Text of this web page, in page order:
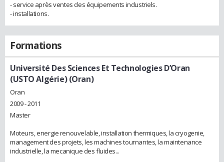
- service après ventes des équipements industriels.
- installations.
Formations
Université Des Sciences Et Technologies D’Oran
(USTO Algérie) (Oran)
Oran
2009 - 2011
Master
Moteurs, energie renouvelable, installation thermiques, la cryogenie,
management des projets, les machines tournantes, la maintenance
industrielle, la mecanique des fluides...